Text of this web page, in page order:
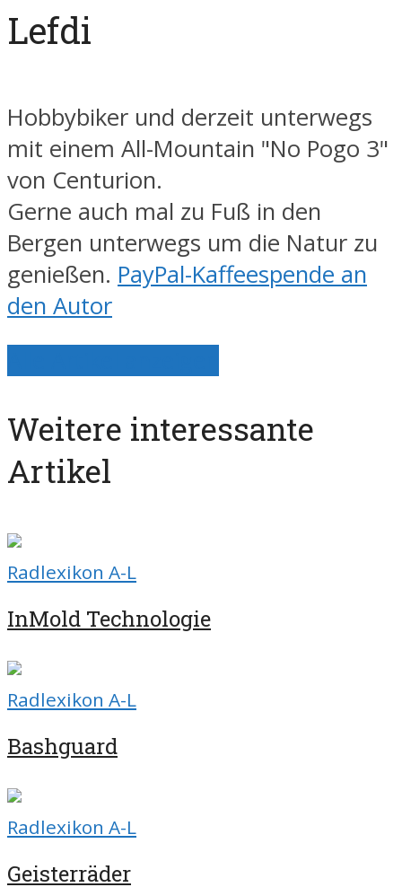
Lefdi
Hobbybiker und derzeit unterwegs
mit einem All-Mountain "No Pogo 3"
von Centurion.
Gerne auch mal zu Fuß in den
Bergen unterwegs um die Natur zu
genießen. PayPal-Kaffeespende an
den Autor
Weitere interessante
Artikel
Radlexikon A-L
InMold Technologie
Radlexikon A-L
Bashguard
Radlexikon A-L
Geisterräder